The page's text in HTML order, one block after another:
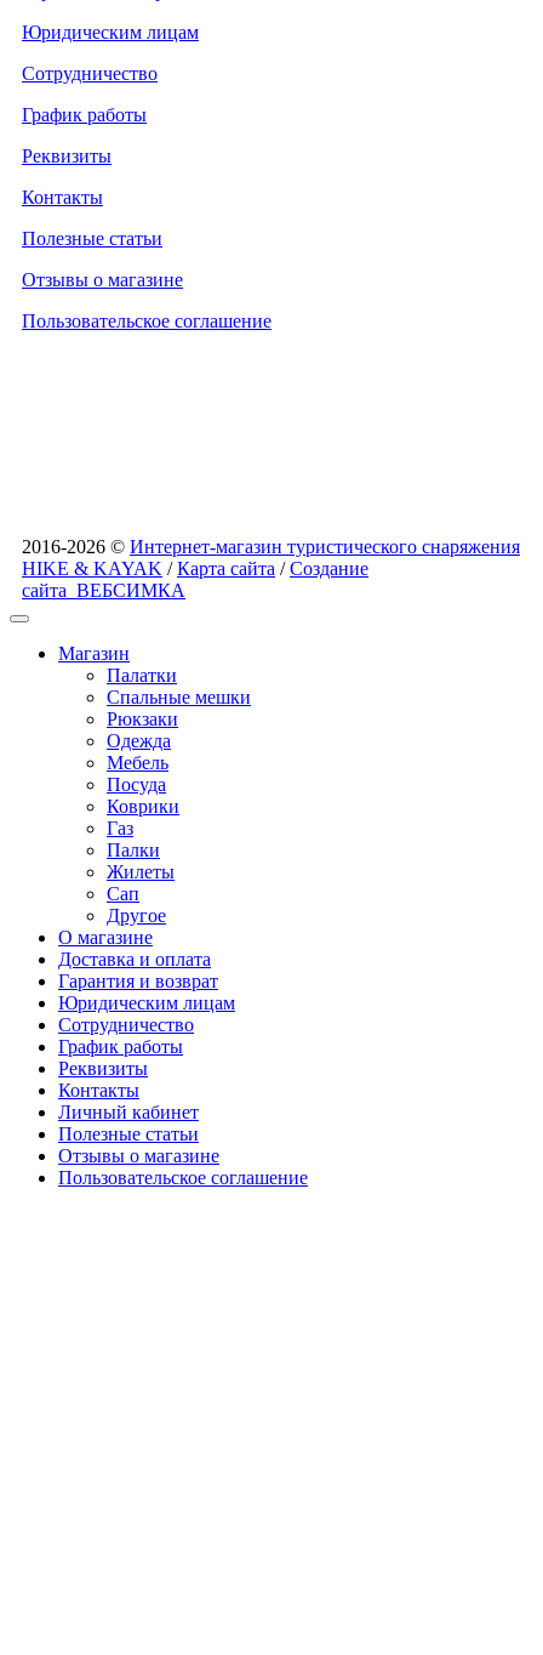
Юридическим лицам
Сотрудничество
График работы
Реквизиты
Контакты
Полезные статьи
Отзывы о магазине
Пользовательское соглашение
2016-2026 © Интернет-магазин туристического снаряжения
HIKE & KAYAK /Карта сайта /Создание
сайта ВЕБСИМКА
Магазин
Палатки
Спальные мешки
Рюкзаки
Одежда
Мебель
Посуда
Коврики
Газ
Палки
Жилеты
Сап
Другое
О магазине
Доставка и оплата
Гарантия и возврат
Юридическим лицам
Сотрудничество
График работы
Реквизиты
Контакты
Личный кабинет
Полезные статьи
Отзывы о магазине
Пользовательское соглашение